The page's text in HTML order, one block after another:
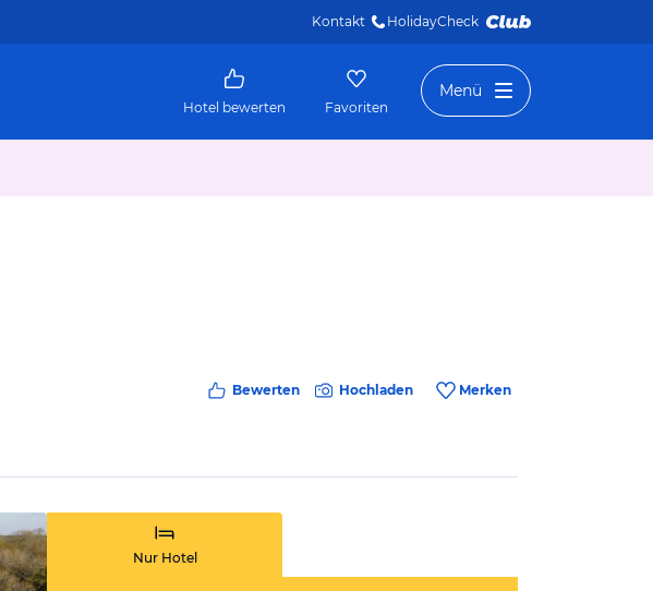
Kontakt HolidayCheck
Hotel bewerten Favoriten
Menü
Bewerten Hochladen Merken
Nur Hotel